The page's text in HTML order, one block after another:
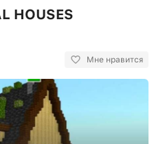
HOUSES
Мне нравится